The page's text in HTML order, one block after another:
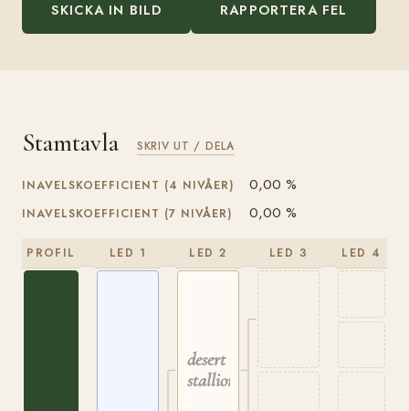
SKICKA IN BILD RAPPORTERA FEL
Stamtavla SKRIV UT / DELA
INAVELSKOEFFICIENT (4 NIVÅER) 0,00 %
INAVELSKOEFFICIENT (7 NIVÅER) 0,00 %
PROFIL LED 1 LED 2
desert
stallion
LED 3 LED 4